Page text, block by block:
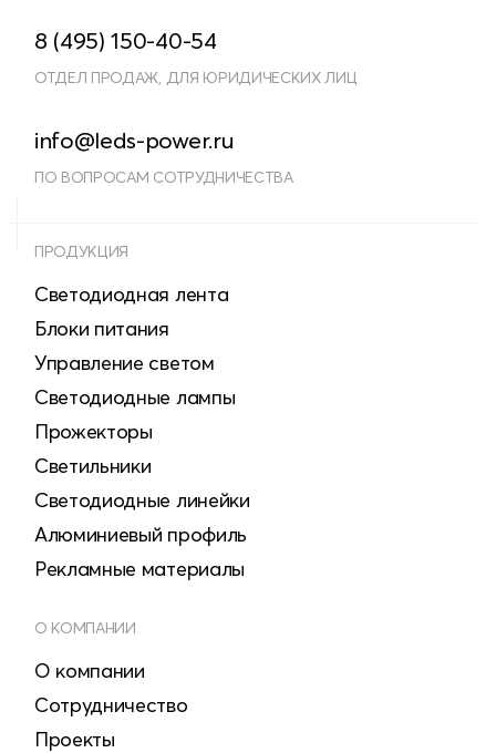
8 (495) 150-40-54
ОТДЕЛ ПРОДАЖ, ДЛЯ ЮРИДИЧЕСКИХ ЛИЦ
info@leds-power.ru
ПО ВОПРОСАМ СОТРУДНИЧЕСТВА
ПРОДУКЦИЯ
Светодиодная лента
Блоки питания
Управление светом
Светодиодные лампы
Прожекторы
Светильники
Светодиодные линейки
Алюминиевый профиль
Рекламные материалы
О КОМПАНИИ
О компании
Сотрудничество
Проекты